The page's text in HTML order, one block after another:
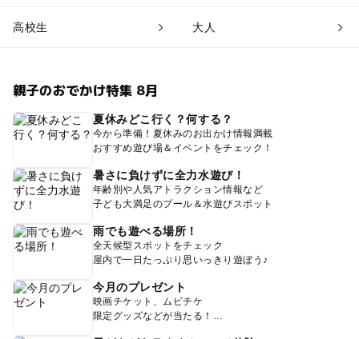
高校生 大人
親子のおでかけ特集 8月
夏休みどこ行く？何する？
今から準備！夏休みのお出かけ情報満載
おすすめ遊び場＆イベントをチェック！
暑さに負けずに全力水遊び！
年齢別や人気アトラクション情報など
子ども大満足のプール＆水遊びスポット
雨でも遊べる場所！
全天候型スポットをチェック
屋内で一日たっぷり思いっきり遊ぼう♪
今月のプレゼント
映画チケット、ムビチケ
限定グッズなどが当たる！